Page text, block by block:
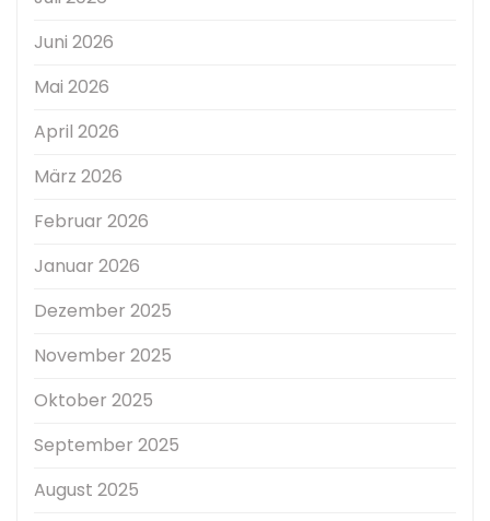
Juni 2026
Mai 2026
April 2026
März 2026
Februar 2026
Januar 2026
Dezember 2025
November 2025
Oktober 2025
September 2025
August 2025